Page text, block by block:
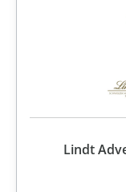
Lindt